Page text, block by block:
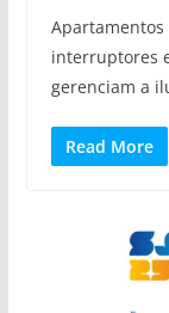
Apartamentos
interruptores
gerenciam a
Read More